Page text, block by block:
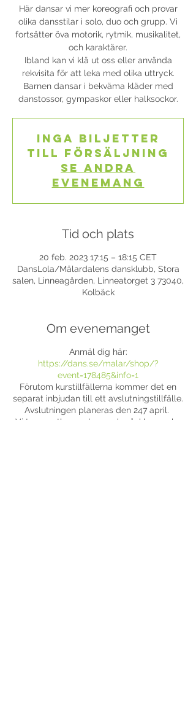
Här dansar vi mer koreografi och provar
olika dansstilar i solo, duo och grupp. Vi
fortsätter öva motorik, rytmik, musikalitet,
och karaktärer.
Ibland kan vi klä ut oss eller använda
rekvisita för att leka med olika uttryck.
Barnen dansar i bekväma kläder med
danstossor, gympaskor eller halksockor.
Inga biljetter
till försäljning
Se andra
evenemang
Tid och plats
20 feb. 2023 17:15 – 18:15 CET
DansLola/Mälardalens dansklubb, Stora
salen, Linneagården, Linneatorget 3 73040,
Kolbäck
Om evenemanget
Anmäl dig här:
https://dans.se/malar/shop/?
event=178485&info=1
Förutom kurstillfällerna kommer det en
separat inbjudan till ett avslutningstillfälle.
Avslutningen planeras den 247 april.
Vi tar sportlov vecka 9 och påsklov vecka